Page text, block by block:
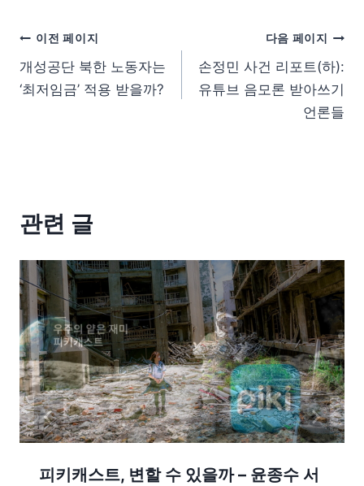
이전 페이지
개성공단 북한 노동자는
‘최저임금’ 적용 받을까?
다음 페이지
손정민 사건 리포트(하):
유튜브 음모론 받아쓰기
언론들
관련 글
피키캐스트, 변할 수 있을까 – 윤종수 서